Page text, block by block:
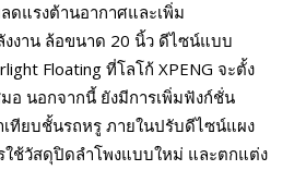
ดแรงต้านอากาศและเพิ่ม
งาน ล้อขนาด 20 นิ้ว ดีไซน์แบบ
Floating ที่โลโก้ XPENG จะตั้ง
มอ นอกจากนี้ ยังมีการเพิ่มฟังก์ชั่น
ทียบชั้นรถหรู ภายในปรับดีไซน์แผง
ช้วัสดุปิดลำโพงแบบใหม่ และตกแต่ง